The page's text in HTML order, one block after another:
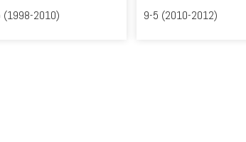
(1998-2010) 9-5 (2010-2012)